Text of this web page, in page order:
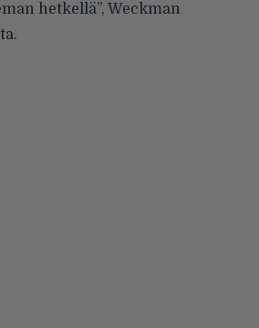
hetkellä”, Weckman